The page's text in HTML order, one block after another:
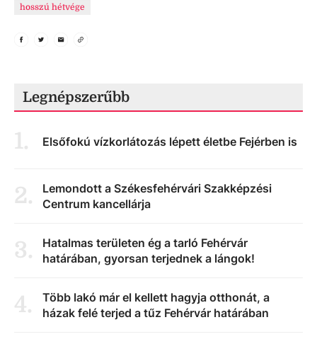
hosszú hétvége
Legnépszerűbb
1. Elsőfokú vízkorlátozás lépett életbe Fejérben is
2.
Lemondott a Székesfehérvári Szakképzési
Centrum kancellárja
3.
Hatalmas területen ég a tarló Fehérvár
határában, gyorsan terjednek a lángok!
4.
Több lakó már el kellett hagyja otthonát, a
házak felé terjed a tűz Fehérvár határában